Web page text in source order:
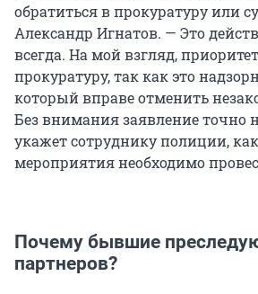
обратиться в прокуратуру или
Александр Игнатов. — Это
всегда. На мой взгляд,
прокуратуру, так как это
который вправе отменить
Без внимания заявление точно
укажет сотруднику полиции,
мероприятия необходимо
Почему бывшие
партнеров?